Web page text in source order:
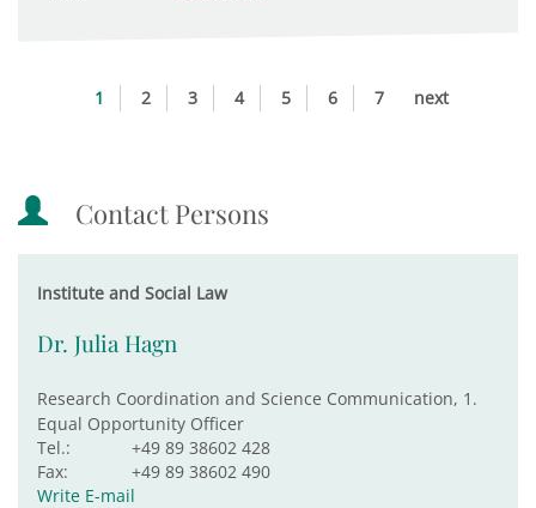
1 2 3 4 5 6 7 next
Contact Persons
Institute and Social Law
Dr. Julia Hagn
Research Coordination and Science Communication, 1.
Equal Opportunity Officer
Tel.:
+49 89 38602 428
Fax:
+49 89 38602 490
Write E-mail